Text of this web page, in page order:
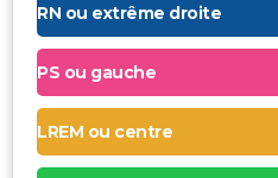
RN ou extrême droite
PS ou gauche
LREM ou centre